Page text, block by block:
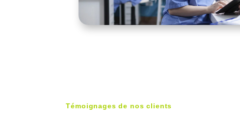
Témoignages de nos clients